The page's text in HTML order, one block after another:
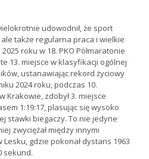
udowodnił, że sport
także regularna praca i wielkie
roku w 18. PKO Półmaratonie
13. miejsce w klasyfikacji ogólnej
ustanawiając rekord życiowy
2024 roku, podczas 10.
Krakowie, zdobył 3. miejsce
1:19:17, plasując się wysoko
stawki biegaczy. To nie jedyne
zwyciężał między innymi
Lesku, gdzie pokonał dystans 1963
sekund.